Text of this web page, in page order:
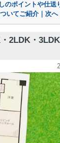
ポイントや仕送
いてご紹介｜次
2LDK・